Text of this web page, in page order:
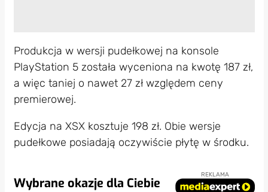
Produkcja w wersji pudełkowej na konsole
PlayStation 5 została wyceniona na kwotę 187 zł,
a więc taniej o nawet 27 zł względem ceny
premierowej.
Edycja na XSX kosztuje 198 zł. Obie wersje
pudełkowe posiadają oczywiście płytę w środku.
Wybrane okazje dla Ciebie
REKLAMA